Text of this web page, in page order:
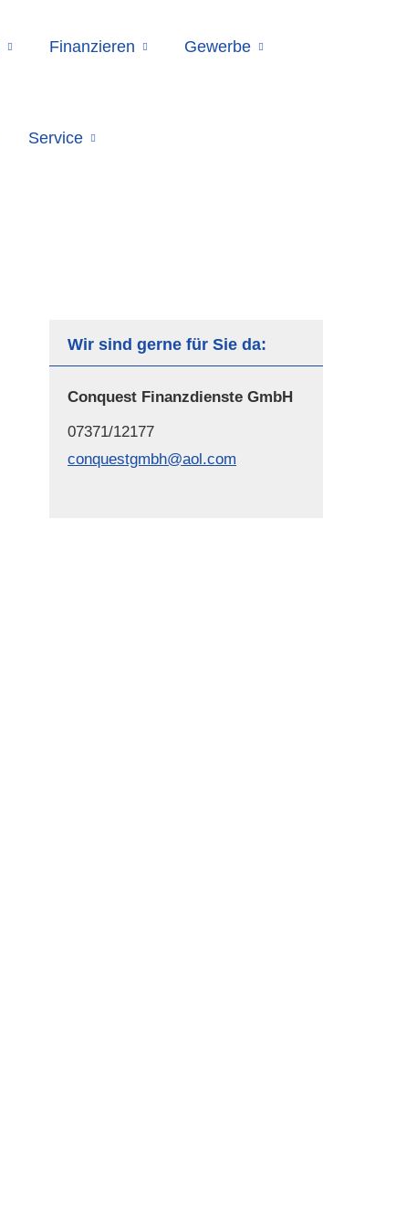
Finanzieren Gewerbe
Service
Wir sind gerne für Sie da:
Conquest Finanzdienste GmbH
07371/12177
conquestgmbh@aol.com